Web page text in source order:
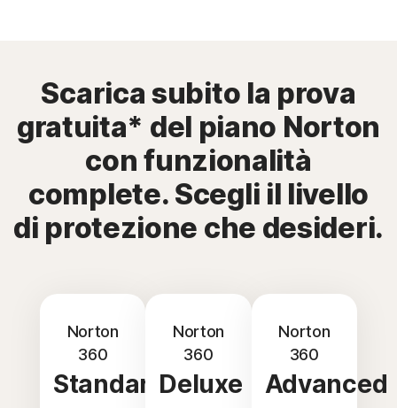
Scarica subito la prova
gratuita* del piano Norton
con funzionalità
complete. Scegli il livello
di protezione che desideri.
Norton
360
Standard
Norton
360
Deluxe
Norton
360
Advanced